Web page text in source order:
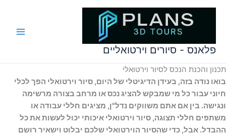
לתוכן
דילוג
פלאנס - סיורים וירטואליים
תכנון והכנת הנכס לסיור וירטואלי
בואו נודה בזה, בעידן הדיגיטלי של היום, סיור וירטואלי הפך לכלי
חיוני עבור כל מי שמבקש להציג נכס או מרחב בצורה מרשימה
ונגישה. בין אם אתם משווקים נדל"ן, מציגים חללי עבודה או
משתפים חללי תצוגה, סיור וירטואלי איכותי יכול לעשות את כל
ההבדל. אבל, כדי שהסיור הוירטואלי שלכם יבלוט וישאיר רושם